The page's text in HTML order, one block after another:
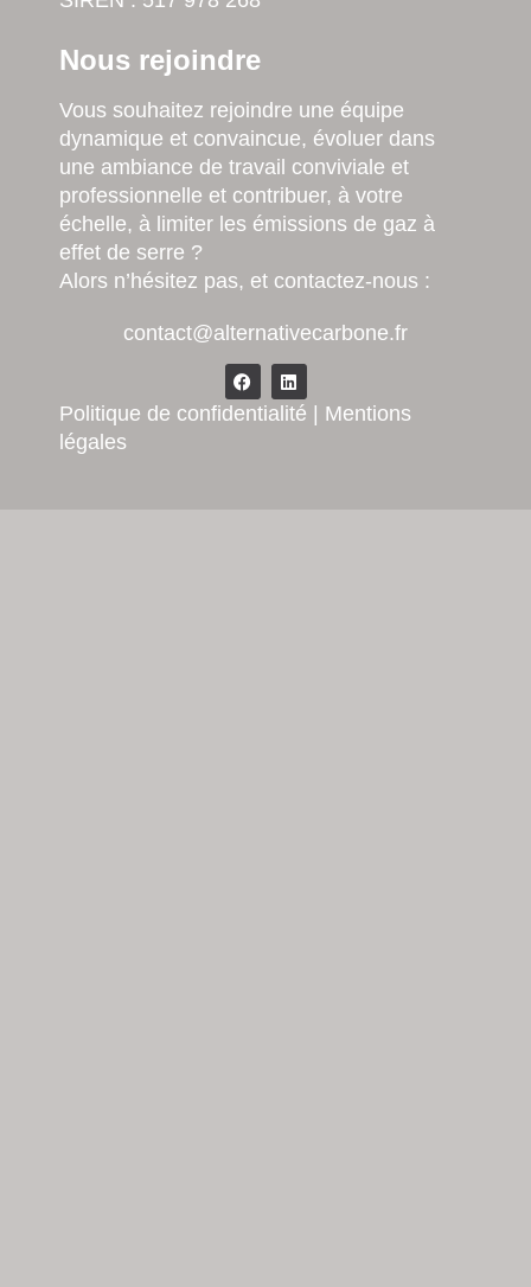
Nous rejoindre
Vous souhaitez rejoindre une équipe
dynamique et convaincue, évoluer dans
une ambiance de travail conviviale et
professionnelle et contribuer, à votre
échelle, à limiter les émissions de gaz à
effet de serre ?
Alors n’hésitez pas, et contactez-nous :
contact@alternativecarbone.fr
Politique de confidentialité
Mentions
légales